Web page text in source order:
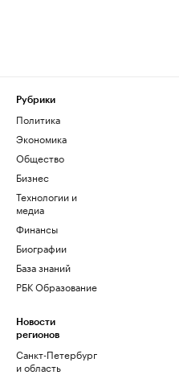
Рубрики
Политика
Экономика
Общество
Бизнес
Технологии и
медиа
Финансы
Биографии
База знаний
РБК Образование
Новости
регионов
Санкт-Петербург
и область